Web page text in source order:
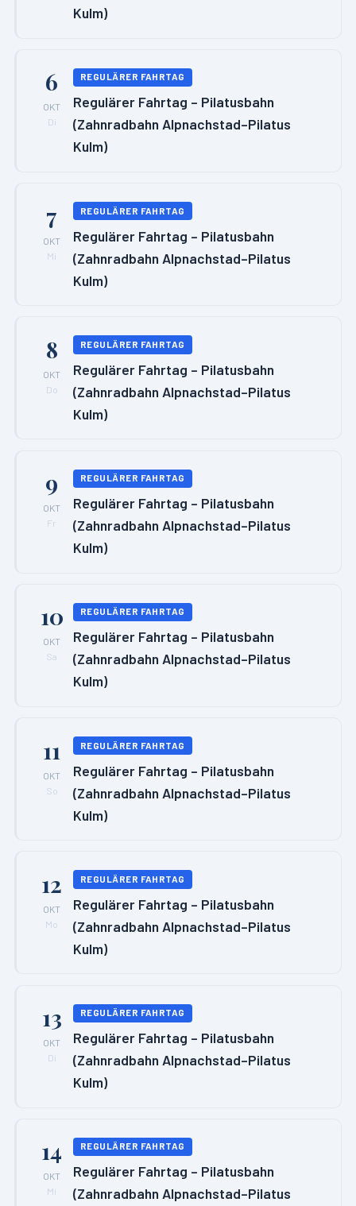
Kulm)
6
OKT
Di
REGULÄRER FAHRTAG
Regulärer Fahrtag – Pilatusbahn
(Zahnradbahn Alpnachstad–Pilatus
Kulm)
7
OKT
Mi
REGULÄRER FAHRTAG
Regulärer Fahrtag – Pilatusbahn
(Zahnradbahn Alpnachstad–Pilatus
Kulm)
8
OKT
Do
REGULÄRER FAHRTAG
Regulärer Fahrtag – Pilatusbahn
(Zahnradbahn Alpnachstad–Pilatus
Kulm)
9
OKT
Fr
REGULÄRER FAHRTAG
Regulärer Fahrtag – Pilatusbahn
(Zahnradbahn Alpnachstad–Pilatus
Kulm)
10
OKT
Sa
REGULÄRER FAHRTAG
Regulärer Fahrtag – Pilatusbahn
(Zahnradbahn Alpnachstad–Pilatus
Kulm)
11
OKT
So
REGULÄRER FAHRTAG
Regulärer Fahrtag – Pilatusbahn
(Zahnradbahn Alpnachstad–Pilatus
Kulm)
12
OKT
Mo
REGULÄRER FAHRTAG
Regulärer Fahrtag – Pilatusbahn
(Zahnradbahn Alpnachstad–Pilatus
Kulm)
13
OKT
Di
REGULÄRER FAHRTAG
Regulärer Fahrtag – Pilatusbahn
(Zahnradbahn Alpnachstad–Pilatus
Kulm)
14
OKT
Mi
REGULÄRER FAHRTAG
Regulärer Fahrtag – Pilatusbahn
(Zahnradbahn Alpnachstad–Pilatus